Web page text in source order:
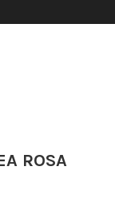
ROSA